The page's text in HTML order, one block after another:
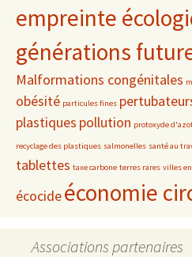
empreinte
générations
Malformations congénitales
obésité particules fines
plastiques pollution protoxyde
recyclage des plastiques salmonelles santé au
tablettes taxe carbone terres rares villes
écocideéconomie
Associations partenaires